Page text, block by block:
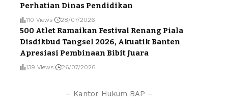
Perhatian Dinas Pendidikan
110 Views 28/07/2026
500 Atlet Ramaikan Festival Renang Piala
Disdikbud Tangsel 2026, Akuatik Banten
Apresiasi Pembinaan Bibit Juara
139 Views 26/07/2026
– Kantor Hukum BAP –